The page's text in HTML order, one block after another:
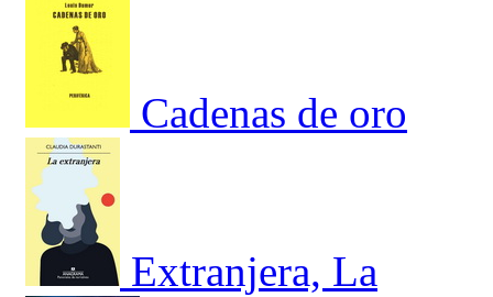
Cadenas de oro
Extranjera, La